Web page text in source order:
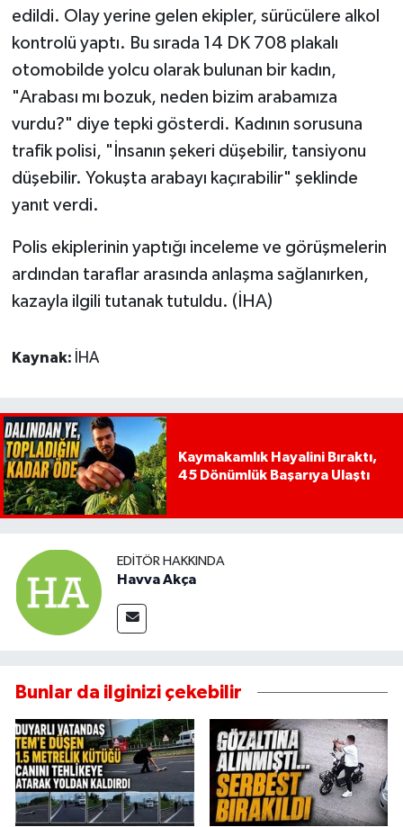
edildi. Olay yerine gelen ekipler, sürücülere alkol
kontrolü yaptı. Bu sırada 14 DK 708 plakalı
otomobilde yolcu olarak bulunan bir kadın,
"Arabası mı bozuk, neden bizim arabamıza
vurdu?" diye tepki gösterdi. Kadının sorusuna
trafik polisi, "İnsanın şekeri düşebilir, tansiyonu
düşebilir. Yokuşta arabayı kaçırabilir" şeklinde
yanıt verdi.
Polis ekiplerinin yaptığı inceleme ve görüşmelerin
ardından taraflar arasında anlaşma sağlanırken,
kazayla ilgili tutanak tutuldu. (İHA)
Kaynak: İHA
Kaymakamlık Hayalini Bıraktı,
45 Dönümlük Başarıya Ulaştı
EDITÖR HAKKINDA
Havva Akça
Bunlar da ilginizi çekebilir